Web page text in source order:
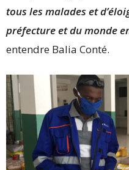
tous les malades et
préfecture et du monde
entendre Balia Conté.